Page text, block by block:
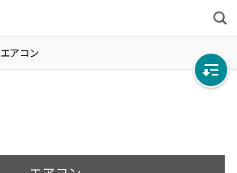
検
索
エアコン